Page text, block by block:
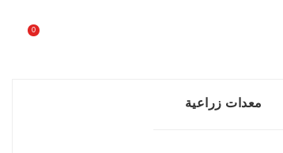
0
معدات زراعية